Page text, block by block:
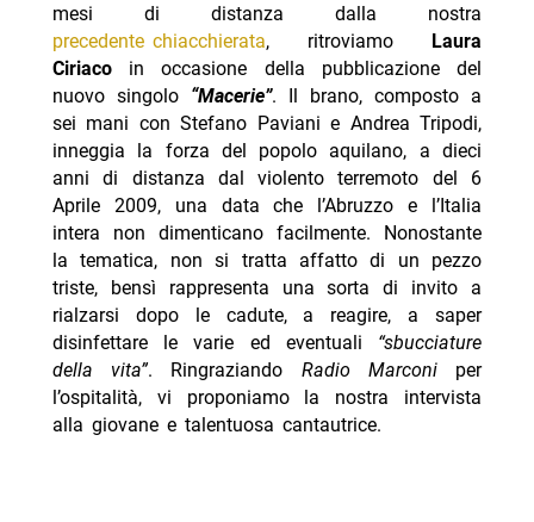
mesi di distanza dalla nostra
precedente chiacchierata, ritroviamo
Laura
Ciriacoin occasione della pubblicazione del
nuovo singolo“Macerie”. Il brano, composto a
sei mani conStefano Pavianie AndreaTripodi,
inneggia la forza del popolo aquilano, a dieci
anni di distanza dal violento terremoto del 6
Aprile 2009, una data che l’Abruzzo e l’Italia
intera non dimenticano facilmente. Nonostante
la tematica, non si tratta affatto di un pezzo
triste, bensì rappresenta una sorta di invito a
rialzarsi dopo le cadute, a reagire, a saper
disinfettare le varie ed eventuali “sbucciature
della vita”. Ringraziando Radio Marconiper
l’ospitalità, vi proponiamo la nostra intervista
alla giovane e talentuosa cantautrice.